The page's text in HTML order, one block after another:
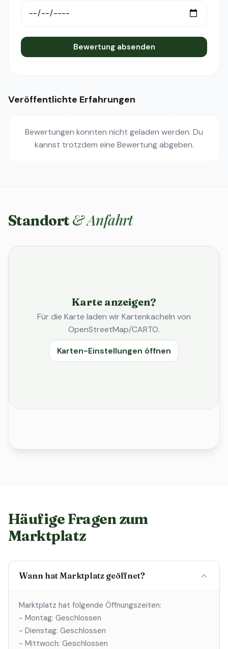
Bewertung absenden
Veröffentlichte Erfahrungen
Bewertungen konnten nicht geladen werden. Du
kannst trotzdem eine Bewertung abgeben.
Standort & Anfahrt
Karte anzeigen?
Für die Karte laden wir Kartenkacheln von
OpenStreetMap/CARTO.
Karten-Einstellungen öffnen
Häufige Fragen zum
Marktplatz
Wann hat Marktplatz geöffnet?
Marktplatz hat folgende Öffnungszeiten:
- Montag: Geschlossen
- Dienstag: Geschlossen
- Mittwoch: Geschlossen